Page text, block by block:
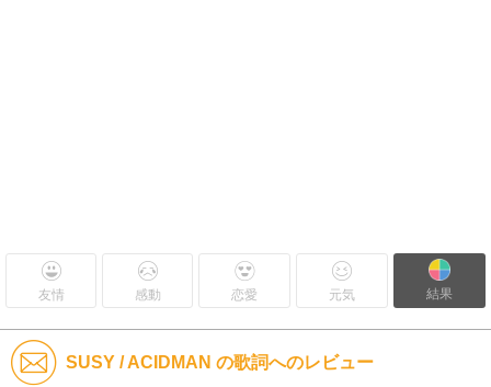
友情 感動 恋愛 元気 結果
SUSY / ACIDMAN の歌詞へのレビュー